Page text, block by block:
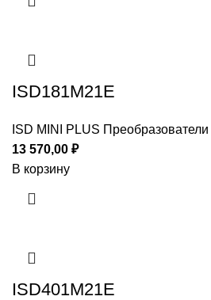
ISD181M21E
ISD MINI PLUS
13 570,00 ₽
В корзину
ISD401M21E